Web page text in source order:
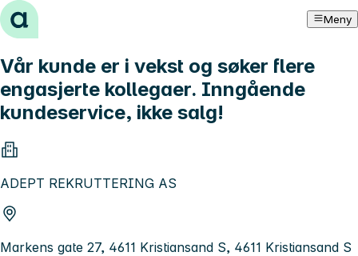
Hopp til innhold Meny
Vår kunde er i vekst og søker flere
engasjerte kollegaer. Inngående
kundeservice, ikke salg!
ADEPT REKRUTTERING AS
Markens gate 27, 4611 Kristiansand S, 4611 Kristiansand S